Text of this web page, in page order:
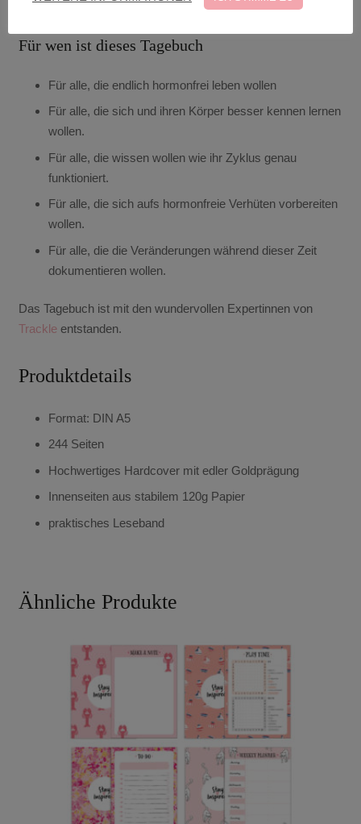
Für wen ist dieses Tagebuch
Für alle, die endlich hormonfrei leben wollen
Für alle, die sich und ihren Körper besser kennen lernen
wollen.
Für alle, die wissen wollen wie ihr Zyklus genau
funktioniert.
Für alle, die sich aufs hormonfreie Verhüten vorbereiten
wollen.
Für alle, die die Veränderungen während dieser Zeit
dokumentieren wollen.
Das Tagebuch ist mit den wundervollen Expertinnen von
Trackleentstanden.
Produktdetails
Format: DIN A5
244 Seiten
Hochwertiges Hardcover mit edler Goldprägung
Innenseiten aus stabilem 120g Papier
praktisches Leseband
Ähnliche Produkte